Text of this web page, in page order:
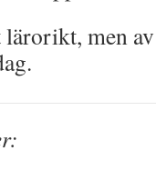
men